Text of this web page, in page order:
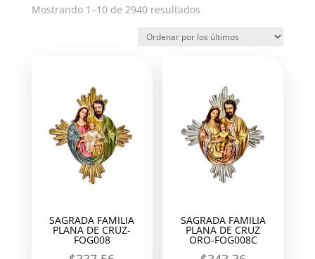
Mostrando 1–10 de 2940 resultadosOrdenado
los
SAGRADA FAMILIA
PLANA DE CRUZ-
FOG008
SAGRADA FAMILIA
PLANA DE CRUZ
ORO-FOG008C